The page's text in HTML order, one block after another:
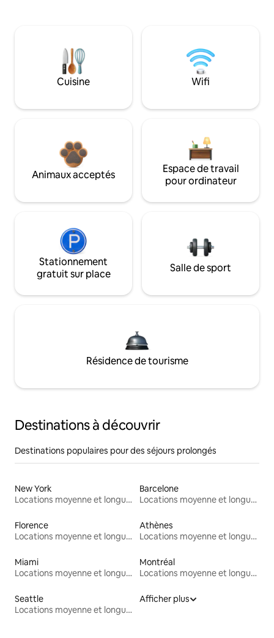
Cuisine Wifi
Animaux acceptés
Espace de travail
pour ordinateur
Stationnement
gratuit sur place
Salle de sport
Résidence de tourisme
Destinations à découvrir
Destinations populaires pour des séjours prolongés
New York
Locations moyenne et longue durée
Barcelone
Locations moyenne et longue durée
Florence
Locations moyenne et longue durée
Athènes
Locations moyenne et longue durée
Miami
Locations moyenne et longue durée
Montréal
Locations moyenne et longue durée
Seattle
Locations moyenne et longue durée
Afficher plus